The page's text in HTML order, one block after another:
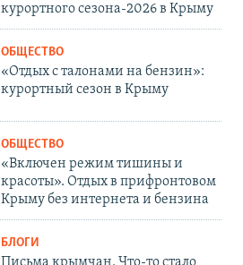
курортного сезона-2026 в Крыму
ОБЩЕСТВО
«Отдых с талонами на бензин»:
курортный сезон в Крыму
ОБЩЕСТВО
«Включен режим тишины и
красоты». Отдых в прифронтовом
Крыму без интернета и бензина
БЛОГИ